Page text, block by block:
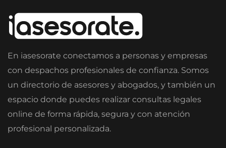
En iasesorate conectamos a personas y empresas
con despachos profesionales de confianza. Somos
un directorio de asesores y abogados, y también un
espacio donde puedes realizar consultas legales
online de forma rápida, segura y con atención
profesional personalizada.